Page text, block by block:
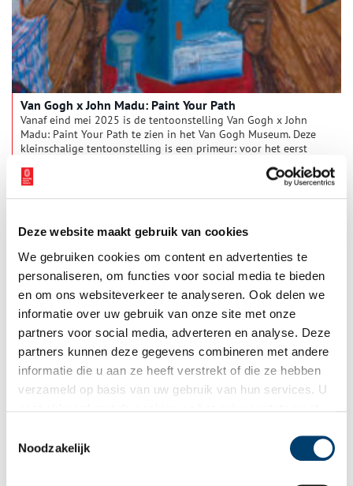
Deze website maakt gebruik van cookies
We gebruiken cookies om content en advertenties te
personaliseren, om functies voor social media te bieden
en om ons websiteverkeer te analyseren. Ook delen we
informatie over uw gebruik van onze site met onze
partners voor social media, adverteren en analyse. Deze
partners kunnen deze gegevens combineren met andere
informatie die u aan ze heeft verstrekt of die ze hebben
verzameld op basis van uw gebruik van hun services. U
Noodzakelijk
Van Gogh x John Madu: Paint Your Path
Vanaf eind mei 2025 is de tentoonstelling Van Gogh x John
Madu: Paint Your Path te zien in het Van Gogh Museum. Deze
kleinschalige tentoonstelling is een primeur: voor het eerst
kunstenaar.
Van Gogh Museum verwerft eerste werk Matisse
Het Van Gogh Museum heeft voor het eerst een werk van Henri
Matisse (1869–1954) verworven. Het museum vervult hiermee
de langgekoesterde wens om de deelcollectie van Van Goghs
gepresenteerd aan het publiek naast een rietpentekening van
Vincent van Gogh (1853-1890). Behalve de expressieve
kleuren was juist ook Van Goghs dynamische tekenstijl van